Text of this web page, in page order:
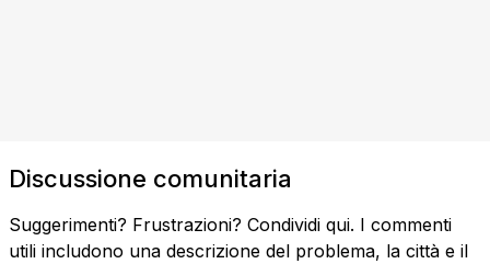
Discussione comunitaria
Suggerimenti? Frustrazioni? Condividi qui. I commenti
utili includono una descrizione del problema, la città e il